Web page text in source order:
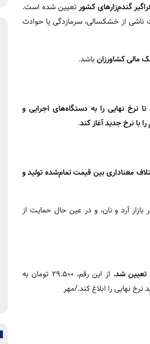
گندم‌زارهای کشور تعیین شده است.
از خشکسالی، سرمازدگی یا حوادث
مالی کشاورزان باشد.
نرخ نهایی را به دستگاه‌های اجرایی و
با نرخ جدید آغاز کند.
معناداری بین قیمت تمام‌شده تولید و
آرد و نان، و در عین حال حمایت از
از این رقم، ۲۹.۵۰۰ تومان به